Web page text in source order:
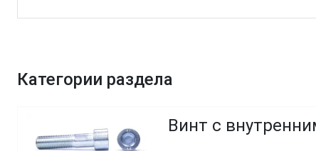
Категории раздела
Винт с